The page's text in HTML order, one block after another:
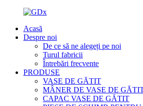
Acasă
Despre noi
De ce să ne alegeți pe noi
Turul fabricii
Întrebări frecvente
PRODUSE
VASE DE GĂTIT
MÂNER DE VASE DE
CAPAC VASE DE GĂTIT